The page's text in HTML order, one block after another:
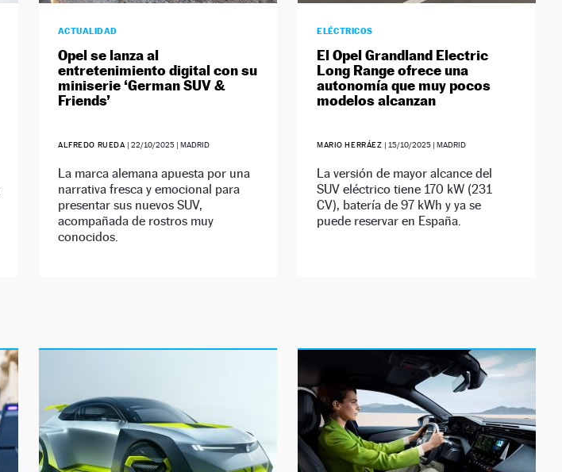
ACTUALIDAD
Opel se lanza al
entretenimiento digital con su
miniserie ‘German SUV &
Friends’
ALFREDO RUEDA | 22/10/2025| MADRID
La marca alemana apuesta por una
narrativa fresca y emocional para
presentar sus nuevos SUV,
acompañada de rostros muy
conocidos.
ELÉCTRICOS
El Opel Grandland Electric
Long Range ofrece una
autonomía que muy pocos
modelos alcanzan
MARIO HERRÁEZ | 15/10/2025 | MADRID
La versión de mayor alcance del
SUV eléctrico tiene 170 kW (231
CV), batería de 97 kWh y ya se
puede reservar en España.